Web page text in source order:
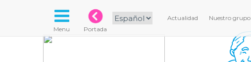
Actualidad Nuestro grupo
Menu Portada